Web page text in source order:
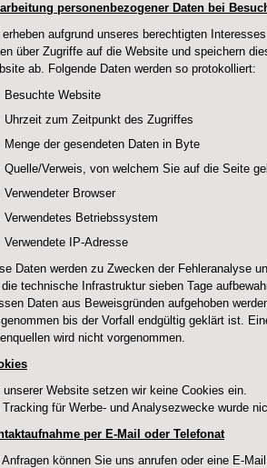
personenbezogener Daten bei
erheben aufgrund unseres berechtigten
über Zugriffe auf die Website und speichern
ab. Folgende Daten werden so protokolliert:
Besuchte Website
Uhrzeit zum Zeitpunkt des Zugriffes
Menge der gesendeten Daten in Byte
Quelle/Verweis, von welchem Sie auf die Seite
Verwendeter Browser
Verwendetes Betriebssystem
Verwendete IP-Adresse
Daten werden zu Zwecken der Fehleranalyse
technische Infrastruktur sieben Tage
Daten aus Beweisgründen aufgehoben
bis der Vorfall endgültig geklärt ist.
wird nicht vorgenommen.
unserer Website setzen wir keine Cookies ein.
Tracking für Werbe- und Analysezwecke wurde
per E-Mail oder Telefonat
Anfragen können Sie uns anrufen oder eine E-